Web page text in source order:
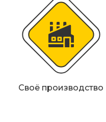
Сферические
Светофоры
Светодиодные
Мобильные
Своё производство